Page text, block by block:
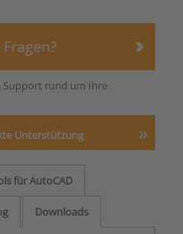
rund um Ihre
Unterstützung
für AutoCAD
Downloads